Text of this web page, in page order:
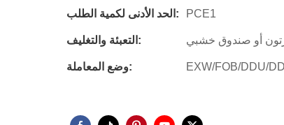
الحد الأدنى لكمية الطلب: PCE1
التعبئة والتغليف: أو صندوق خشبي
وضع المعاملة: EXW/FOB/DDU/